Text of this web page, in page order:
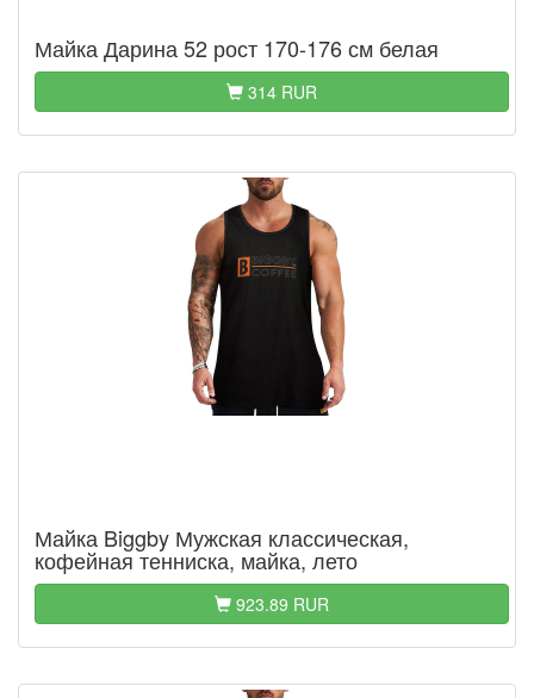
Майка Дарина 52 рост 170-176 см белая
314 RUR
Майка Biggby Мужская классическая,
кофейная тенниска, майка, лето
923.89 RUR